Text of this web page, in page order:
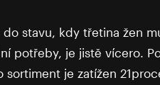
stavu, kdy třetina žen
potřeby, je jistě vícero.
je zatížen